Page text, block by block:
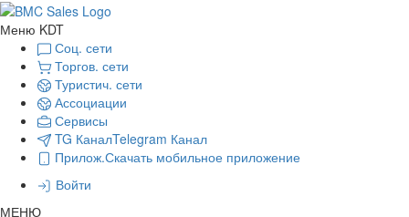
Меню KDT
Соц. сети
Торгов. сети
Туристич. сети
Ассоциации
Сервисы
TG КаналTelegram Канал
Прилож.Скачать мобильное приложение
Войти
МЕНЮ